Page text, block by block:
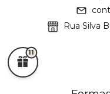
Rua Silva
11